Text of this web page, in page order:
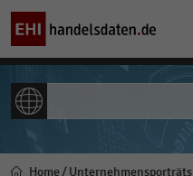
Home Unternehmensporträts